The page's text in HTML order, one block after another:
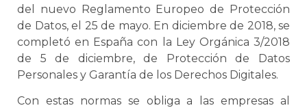
del nuevo Reglamento Europeo de Protección
de Datos, el 25 de mayo. En diciembre de 2018, se
completó en España con la Ley Orgánica 3/2018
de 5 de diciembre, de Protección de Datos
Personales y Garantía de los Derechos Digitales.
Con estas normas se obliga a las empresas al